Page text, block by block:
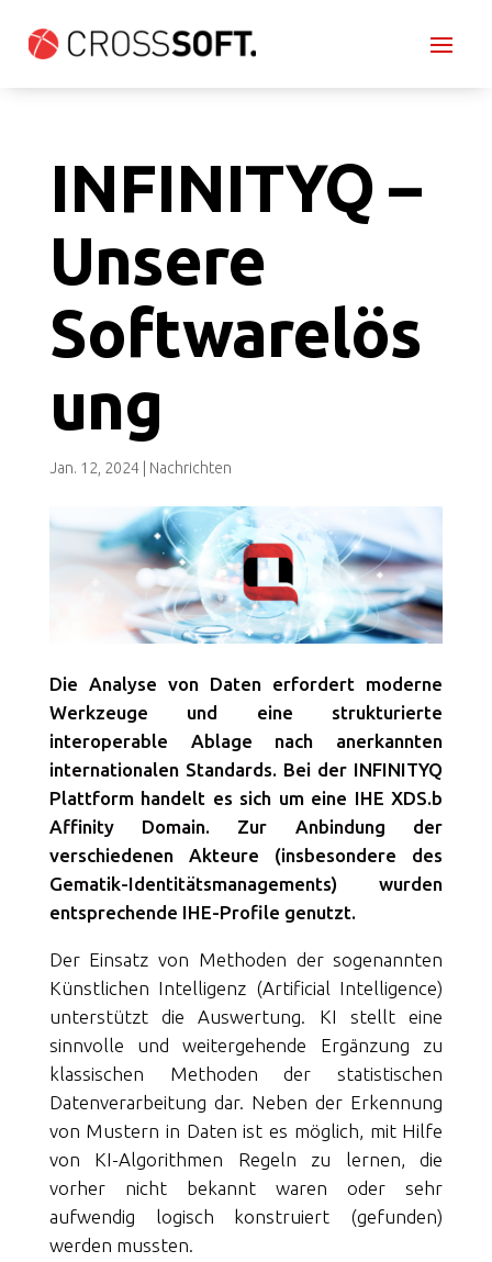
INFINITYQ –
Unsere
Softwarelös
ung
Jan. 12, 2024| Nachrichten
Die Analyse von Daten erfordert moderne
Werkzeuge und eine strukturierte
interoperable Ablage nach anerkannten
internationalen Standards. Bei der INFINITYQ
Plattform handelt es sich um eine IHE XDS.b
Affinity Domain. Zur Anbindung der
verschiedenen Akteure (insbesondere des
Gematik-Identitätsmanagements) wurden
entsprechende IHE-Profile genutzt.
Der Einsatz von Methoden der sogenannten
Künstlichen Intelligenz (Artificial Intelligence)
unterstützt die Auswertung. KI stellt eine
sinnvolle und weitergehende Ergänzung zu
klassischen Methoden der statistischen
Datenverarbeitung dar. Neben der Erkennung
von Mustern in Daten ist es möglich, mit Hilfe
von KI-Algorithmen Regeln zu lernen, die
vorher nicht bekannt waren oder sehr
aufwendig logisch konstruiert (gefunden)
werden mussten.